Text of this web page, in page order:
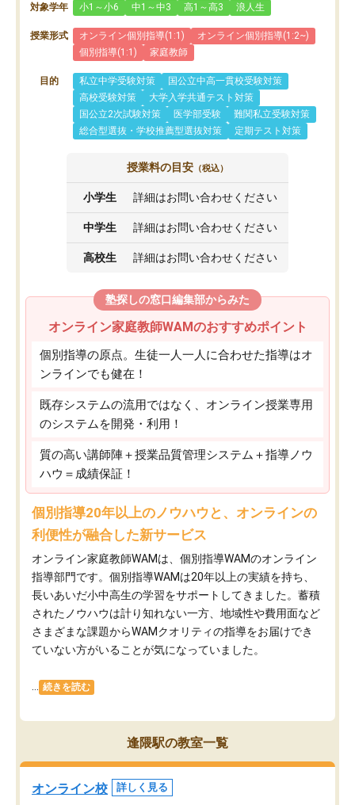
対象学年 小1～小6 中1～中3 高1～高3 浪人生
授業形式 オンライン個別指導(1:1)
オンライン個別指導(1:2~)
個別指導(1:1)
家庭教師
目的 私立中学受験対策
国公立中高一貫校受験対策
高校受験対策
大学入学共通テスト対策
国公立2次試験対策
医学部受験
難関私立受験対策
総合型選抜・学校推薦型選抜対策
定期テスト対策
授業料の目安 （税込）
小学生 詳細はお問い合わせください
中学生 詳細はお問い合わせください
高校生 詳細はお問い合わせください
塾探しの窓口編集部からみた
オンライン家庭教師WAMのおすすめポイント
個別指導の原点。生徒一人一人に合わせた指導はオ
ンラインでも健在！
既存システムの流用ではなく、オンライン授業専用
のシステムを開発・利用！
質の高い講師陣＋授業品質管理システム＋指導ノウ
ハウ＝成績保証！
個別指導20年以上のノウハウと、オンラインの
利便性が融合した新サービス
オンライン家庭教師WAMは、個別指導WAMのオンライン
指導部門です。個別指導WAMは20年以上の実績を持ち、
長いあいだ小中高生の学習をサポートしてきました。蓄積
されたノウハウは計り知れない一方、地域性や費用面など
さまざまな課題からWAMクオリティの指導をお届けでき
ていない方がいることが気になっていました。
続きを読む
逢隈駅の教室一覧
オンライン校 詳しく見る